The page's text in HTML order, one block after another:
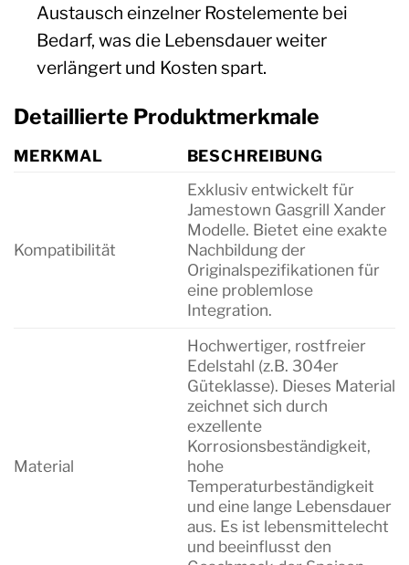
Austausch einzelner Rostelemente bei
Bedarf, was die Lebensdauer weiter
verlängert und Kosten spart.
Detaillierte Produktmerkmale
MERKMAL BESCHREIBUNG
Kompatibilität
Exklusiv entwickelt für
Jamestown Gasgrill Xander
Modelle. Bietet eine exakte
Nachbildung der
Originalspezifikationen für
eine problemlose
Integration.
Material
Hochwertiger, rostfreier
Edelstahl (z.B. 304er
Güteklasse). Dieses Material
zeichnet sich durch
exzellente
Korrosionsbeständigkeit,
hohe
Temperaturbeständigkeit
und eine lange Lebensdauer
aus. Es ist lebensmittelecht
und beeinflusst den